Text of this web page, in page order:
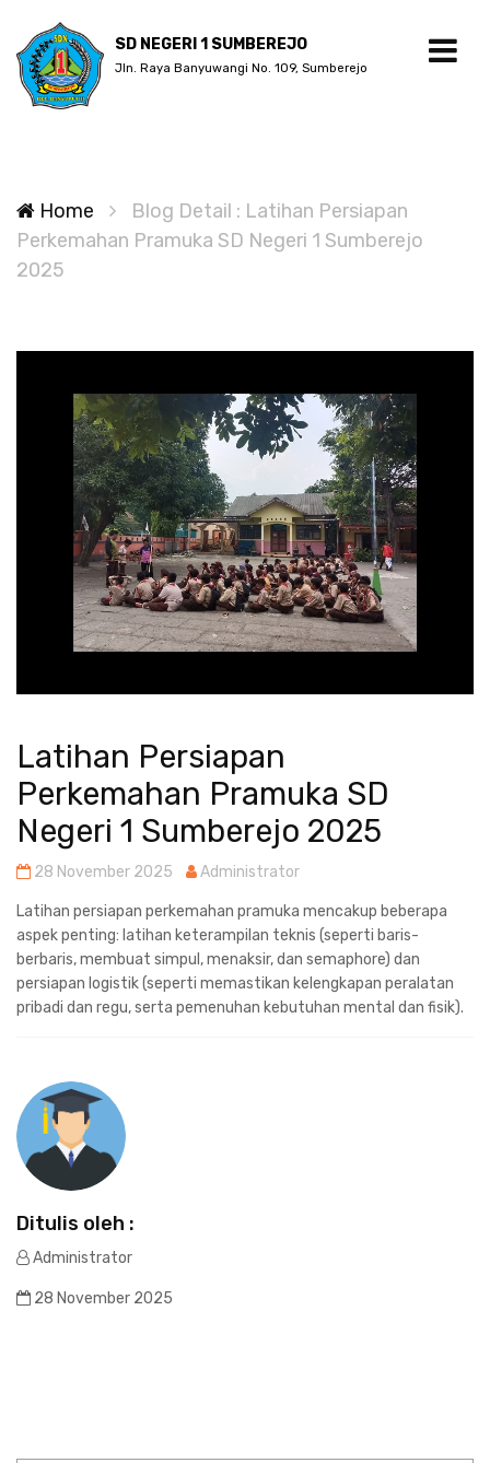
SD NEGERI 1 SUMBEREJO
Jln. Raya Banyuwangi No. 109, Sumberejo
Home
Blog Detail : Latihan Persiapan
Perkemahan Pramuka SD Negeri 1 Sumberejo
2025
Latihan Persiapan
Perkemahan Pramuka SD
Negeri 1 Sumberejo 2025
28 November 2025 Administrator
Latihan persiapan perkemahan pramuka mencakup beberapa
aspek penting: latihan keterampilan teknis (seperti baris-
berbaris, membuat simpul, menaksir, dan semaphore) dan
persiapan logistik (seperti memastikan kelengkapan peralatan
pribadi dan regu, serta pemenuhan kebutuhan mental dan fisik).
Ditulis oleh :
Administrator
28 November 2025